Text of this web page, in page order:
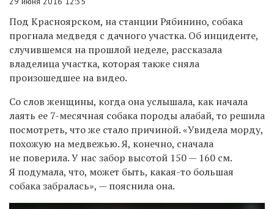
Под Красноярском, на станции Рябинино, собака
прогнала медведя с дачного участка. Об инциденте,
случившемся на прошлой неделе, рассказала
владелица участка, которая также сняла
произошедшее на видео.
Со слов женщины, когда она услышала, как начала
лаять ее 7-месячная собака породы алабай, то решила
посмотреть, что же стало причиной. «Увидела морду,
похожую на медвежью. Я, конечно, сначала
не поверила. У нас забор высотой 150 — 160 см.
Я подумала, что, может быть, какая-то большая
собака забралась», — пояснила она.